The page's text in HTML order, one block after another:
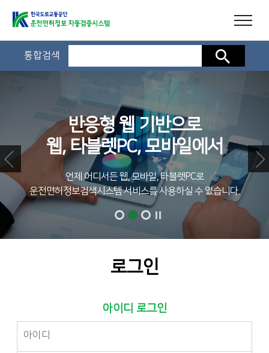
통합검색 검색
반응형 웹 기반으로
웹, 타블렛PC, 모바일에서
언제 어디서든 웹, 모바일, 타블렛PC로
운전면허정보검색시스템 서비스를 사용하실 수 있습니다.
로그인
아이디 로그인